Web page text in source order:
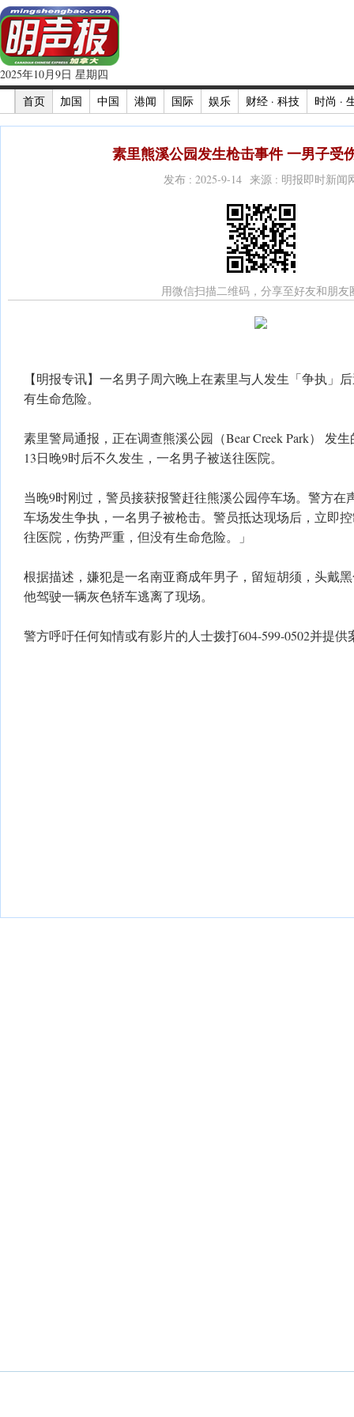
2025年10月9日 星期四
首页
加国 中国 港闻 国际 娱乐 财经 · 科技 时尚 ·
素里熊溪公园发生枪击事件 一男子受
发布 : 2025-9-14 来源 : 明报即时新闻
用微信扫描二维码，分享至好友和朋友
【明报专讯】一名男子周六晚上在素里与人发生「争执」
有生命危险。
素里警局通报，正在调查熊溪公园（Bear Creek Park） 发
13日晚9时后不久发生，一名男子被送往医院。
当晚9时刚过，警员接获报警赶往熊溪公园停车场。警方在
车场发生争执，一名男子被枪击。警员抵达现场后，立即
往医院，伤势严重，但没有生命危险。」
根据描述，嫌犯是一名南亚裔成年男子，留短胡须，头戴
他驾驶一辆灰色轿车逃离了现场。
警方呼吁任何知情或有影片的人士拨打604-599-0502并提供